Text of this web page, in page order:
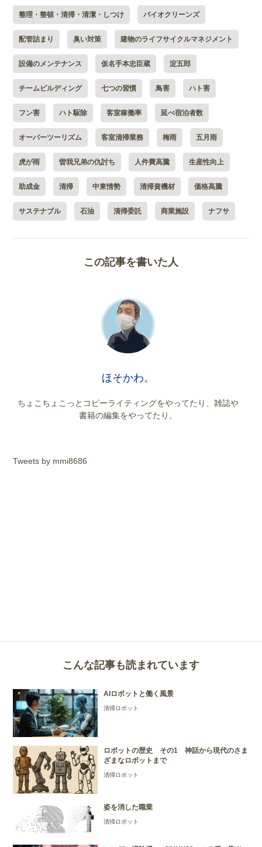
整理・整頓・清掃・清潔・しつけ バイオクリーンズ
配管詰まり 臭い対策 建物のライフサイクルマネジメント
設備のメンテナンス 仮名手本忠臣蔵 淀五郎
チームビルディング 七つの習慣 鳥害 ハト害
フン害 ハト駆除 客室稼働率 延べ宿泊者数
オーバーツーリズム 客室清掃業務 梅雨 五月雨
虎が雨 曽我兄弟の仇討ち 人件費高騰 生産性向上
助成金 清掃 中東情勢 清掃資機材 価格高騰
サステナブル 石油 清掃委託 商業施設 ナフサ
この記事を書いた人
ほそかわ。
ちょこちょこっとコピーライティングをやってたり、雑誌や
書籍の編集をやってたり。
Tweets by mmi8686
こんな記事も読まれています
AIロボットと働く風景
清掃ロボット
ロボットの歴史 その1 神話から現代のさま
ざまなロボットまで
清掃ロボット
姿を消した職業
清掃ロボット